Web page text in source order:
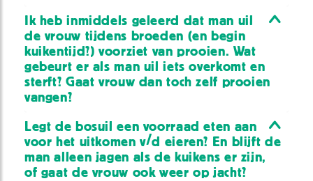
Ik heb inmiddels geleerd dat man uil
de vrouw tijdens broeden (en begin
kuikentijd?) voorziet van prooien. Wat
gebeurt er als man uil iets overkomt en
sterft? Gaat vrouw dan toch zelf prooien
vangen?
Legt de bosuil een voorraad eten aan
voor het uitkomen v/d eieren? En blijft de
man alleen jagen als de kuikens er zijn,
of gaat de vrouw ook weer op jacht?